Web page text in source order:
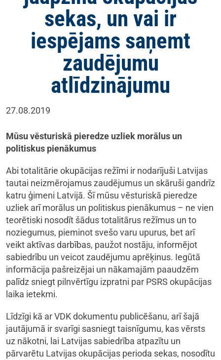
sekas, un vai ir
iespējams saņemt
zaudējumu
atlīdzinājumu
27.08.2019
Mūsu vēsturiskā pieredze uzliek morālus un
politiskus pienākumus
Abi totalitārie okupācijas režīmi ir nodarījuši Latvijas
tautai neizmērojamus zaudējumus un skāruši gandrīz
katru ģimeni Latvijā. Šī mūsu vēsturiskā pieredze
uzliek arī morālus un politiskus pienākumus – ne vien
teorētiski nosodīt šādus totalitārus režīmus un to
noziegumus, pieminot svešo varu upurus, bet arī
veikt aktīvas darbības, paužot nostāju, informējot
sabiedrību un veicot zaudējumu aprēķinus. Iegūtā
informācija pašreizējai un nākamajām paaudzēm
palīdz sniegt pilnvērtīgu izpratni par PSRS okupācijas
laika ietekmi.
Līdzīgi kā ar VDK dokumentu publicēšanu, arī šajā
jautājumā ir svarīgi sasniegt taisnīgumu, kas vērsts
uz nākotni, lai Latvijas sabiedrība atpazītu un
pārvarētu Latvijas okupācijas perioda sekas, nosodītu